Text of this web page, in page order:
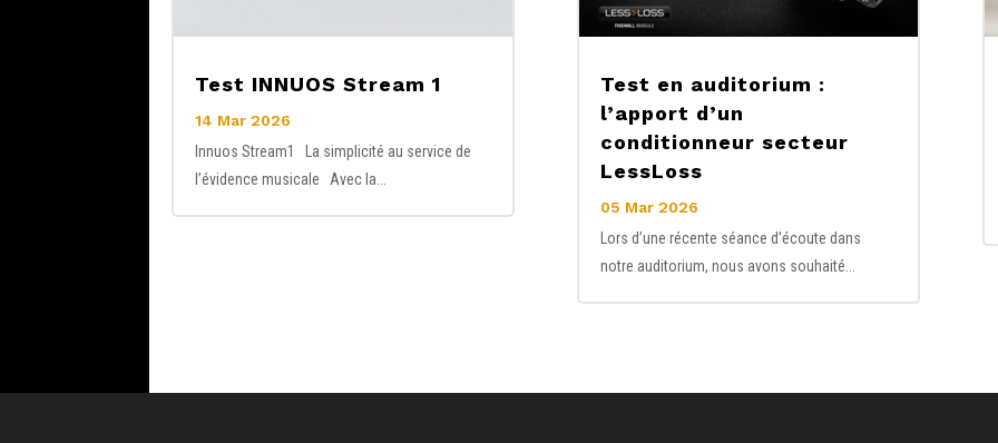
Test INNUOS Stream 1
14 Mar 2026
Innuos Stream1 La simplicité au service de
l’évidence musicale Avec la...
Test en auditorium :
l’apport d’un
conditionneur secteur
LessLoss
05 Mar 2026
Lors d’une récente séance d’écoute dans
notre auditorium, nous avons souhaité...